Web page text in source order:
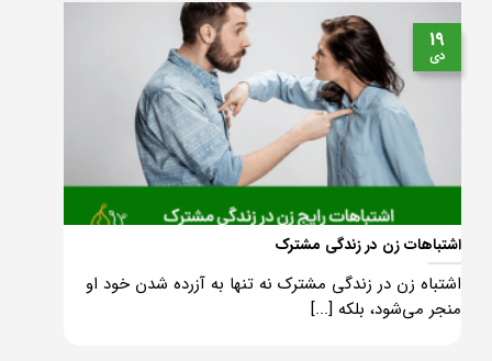
اشتباهات زن در زندگی مشترک
اشتباه زن در زندگی مشترک نه تنها به آزرده شدن خود او
منجر می‌شود، بلکه [...]
19
دی